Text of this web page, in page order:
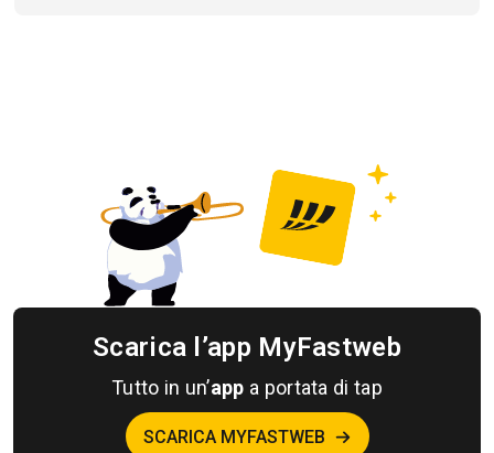
Scarica l’app MyFastweb
Tutto in un’app a portata di tap
SCARICA MYFASTWEB